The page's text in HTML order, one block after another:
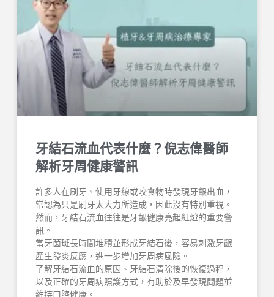
牙結石流血代表什麼？倪志偉醫師
解析牙周健康警訊
許多人在刷牙、使用牙線或咬食物時發現牙齦出血，
常認為只是刷牙太大力所造成，因此沒有特別重視。
然而，牙結石流血往往是牙齦健康亮起紅燈的重要警
訊。
當牙菌斑長時間堆積並形成牙結石後，容易刺激牙齦
產生發炎反應，進一步增加牙周病風險。
了解牙結石流血的原因、牙結石清除後的恢復過程，
以及正確的牙周病照護方式，有助於及早發現問題並
維持口腔健康。